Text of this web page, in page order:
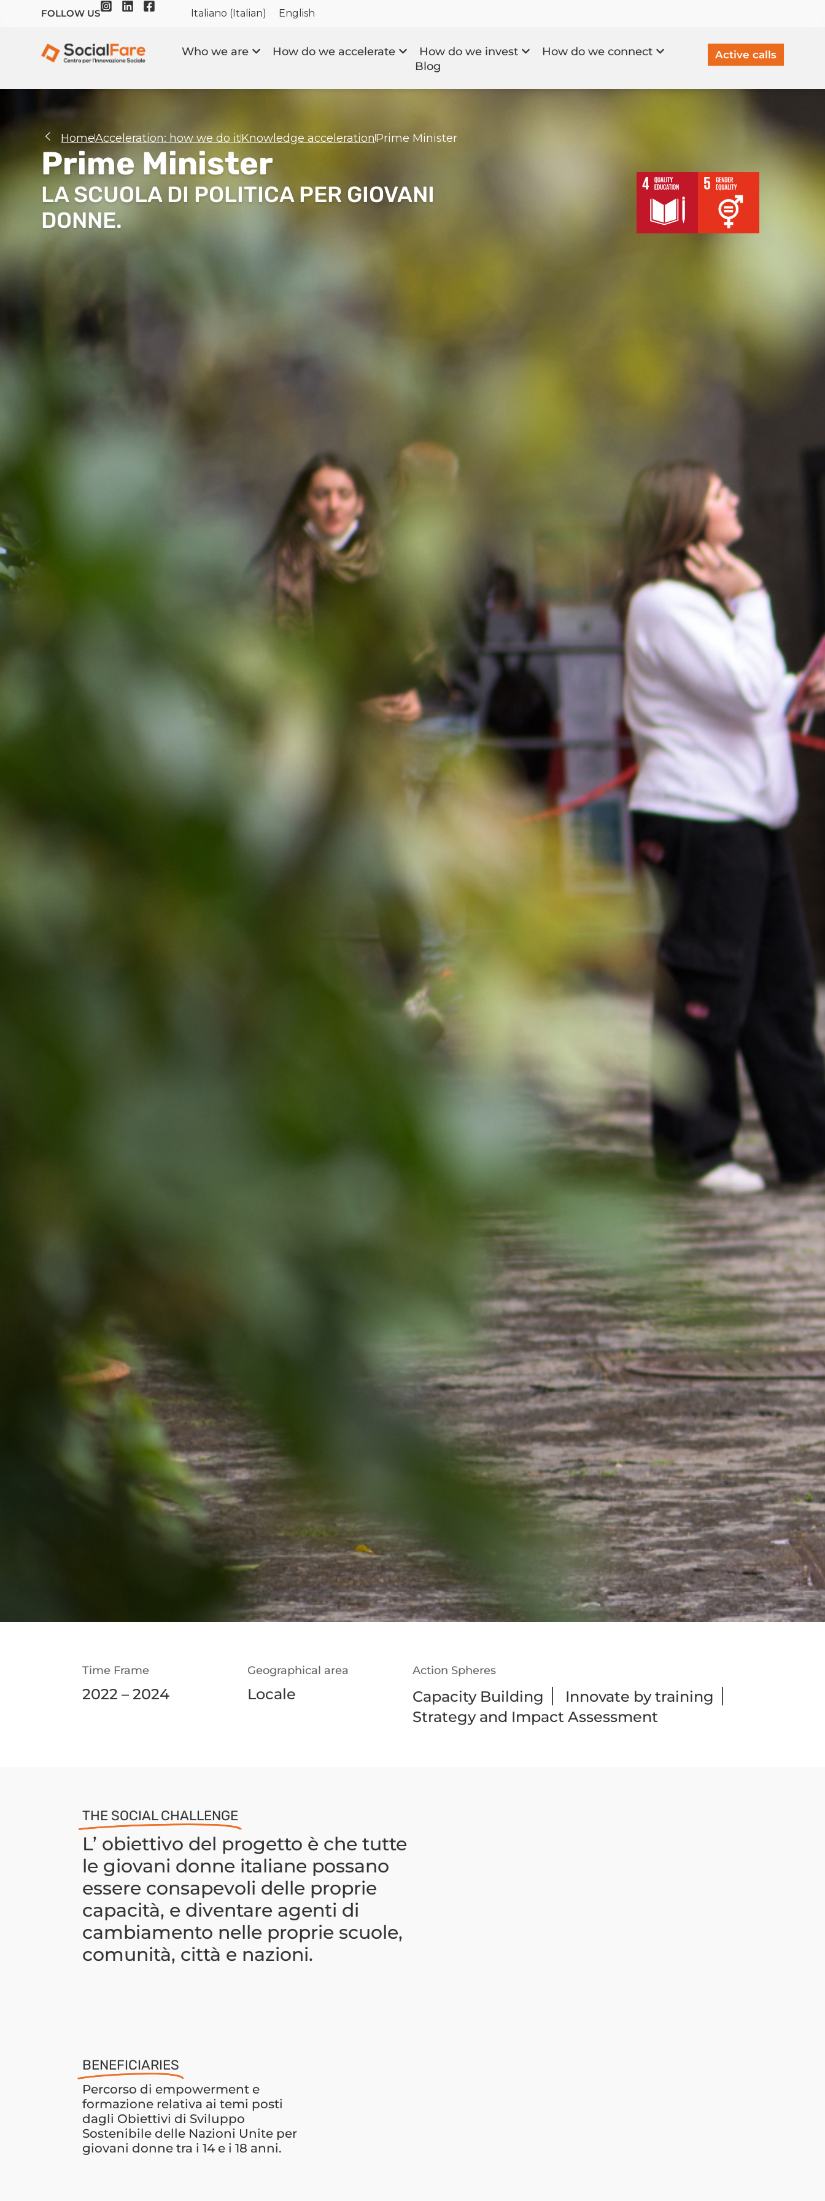
FOLLOW US Italiano (Italian) English
Who we are How do we accelerate How do we invest
How do we connect
Blog
Active calls
HomeAcceleration: how we do itKnowledge accelerationPrime Minister
Prime Minister
LA SCUOLA DI POLITICA PER GIOVANI
DONNE.
Time Frame
2022 – 2024
Geographical area
Locale
Action Spheres
Capacity Building Innovate by training
Strategy and Impact Assessment
THE SOCIAL CHALLENGE
L’ obiettivo del progetto è che tutte
le giovani donne italiane possano
essere consapevoli delle proprie
capacità, e diventare agenti di
cambiamento nelle proprie scuole,
comunità, città e nazioni.
BENEFICIARIES
Percorso di empowerment e
formazione relativa ai temi posti
dagli Obiettivi di Sviluppo
Sostenibile delle Nazioni Unite per
giovani donne tra i 14 e i 18 anni.